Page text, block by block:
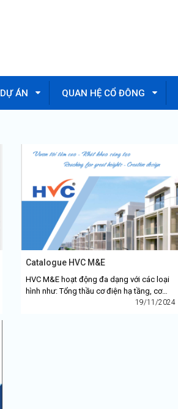
DỰ ÁN QUAN HỆ CỔ ĐÔNG
Catalogue HVC M&E
HVC M&E hoạt động đa dạng với các loại
hình như: Tổng thầu cơ điện hạ tầng, cơ
điện cao tầng, cơ điện trung tâm thương
19/11/2024